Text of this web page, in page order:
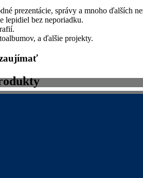
prezentácie, správy a mnoho ďalších
lepidiel bez neporiadku.
a ďalšie projekty.